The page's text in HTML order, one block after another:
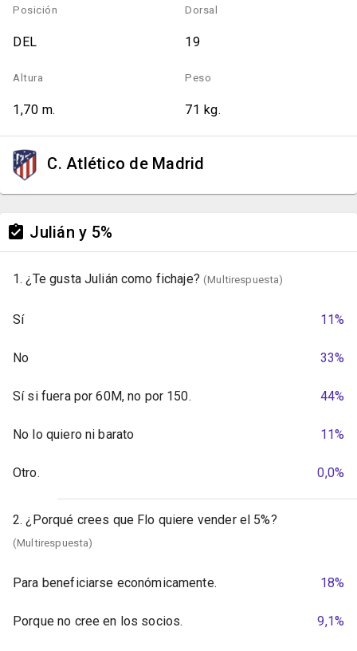
Posición
DEL
Dorsal
19
Altura
1,70 m.
Peso
71 kg.
C. Atlético de Madrid
Julián y 5%
1. ¿Te gusta Julián como fichaje?(Multirespuesta)
Sí 11%
No 33%
Sí si fuera por 60M, no por 150. 44%
No lo quiero ni barato 11%
Otro. 0,0%
2. ¿Porqué crees que Flo quiere vender el 5%?
(Multirespuesta)
Para beneficiarse económicamente. 18%
Porque no cree en los socios. 9,1%